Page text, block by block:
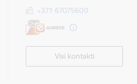
+371 67075600
Visi kontakti